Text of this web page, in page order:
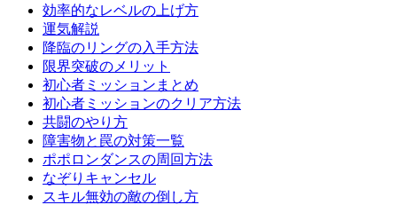
効率的なレベルの上げ方
運気解説
降臨のリングの入手方法
限界突破のメリット
初心者ミッションまとめ
初心者ミッションのクリア方法
共闘のやり方
障害物と罠の対策一覧
ポポロンダンスの周回方法
なぞりキャンセル
スキル無効の敵の倒し方